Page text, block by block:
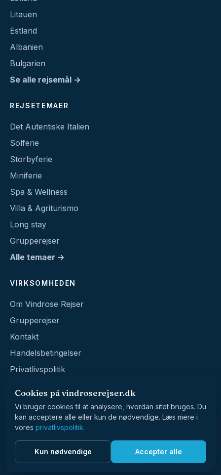
Litauen
Estland
Albanien
Bulgarien
Se alle rejsemål →
REJSETEMAER
Det Autentiske Italien
Solferie
Storbyferie
Miniferie
Spa & Wellness
Villa & Agriturismo
Long stay
Grupperejser
Alle temaer →
VIRKSOMHEDEN
Om Vindrose Rejser
Grupperejser
Kontakt
Handelsbetingelser
Privatlivspolitik
© 2026 Vindrose Rejser · CVR 39017229
Vester Voldgade 90 · 1552 København V
Cookies på vindroserejser.dk
Vi bruger cookies til at analysere, hvordan sitet bruges. Du
kan acceptere alle eller kun de nødvendige. Læs mere i
vores privatlivspolitik.
Kun nødvendige Accepter alle